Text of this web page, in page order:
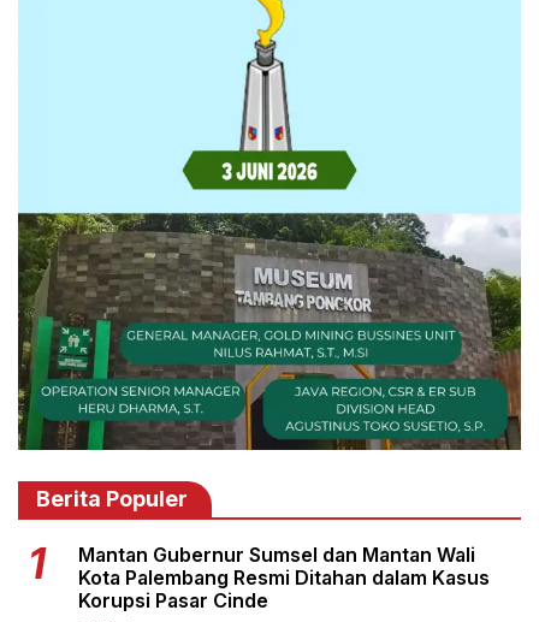
Berita Populer
Mantan Gubernur Sumsel dan Mantan Wali
Kota Palembang Resmi Ditahan dalam Kasus
Korupsi Pasar Cinde